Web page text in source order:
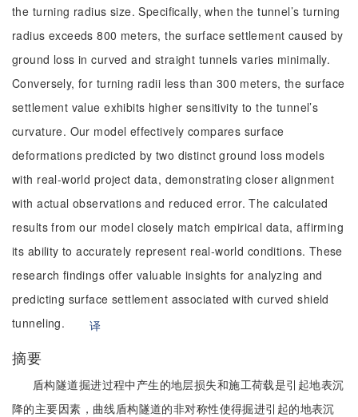
the turning radius size. Specifically, when the tunnel’s turning
radius exceeds 800 meters, the surface settlement caused by
ground loss in curved and straight tunnels varies minimally.
Conversely, for turning radii less than 300 meters, the surface
settlement value exhibits higher sensitivity to the tunnel’s
curvature. Our model effectively compares surface
deformations predicted by two distinct ground loss models
with real-world project data, demonstrating closer alignment
with actual observations and reduced error. The calculated
results from our model closely match empirical data, affirming
its ability to accurately represent real-world conditions. These
research findings offer valuable insights for analyzing and
predicting surface settlement associated with curved shield
tunneling.
译
摘要
盾构隧道掘进过程中产生的地层损失和施工荷载是引起地表沉
降的主要因素，曲线盾构隧道的非对称性使得掘进引起的地表沉